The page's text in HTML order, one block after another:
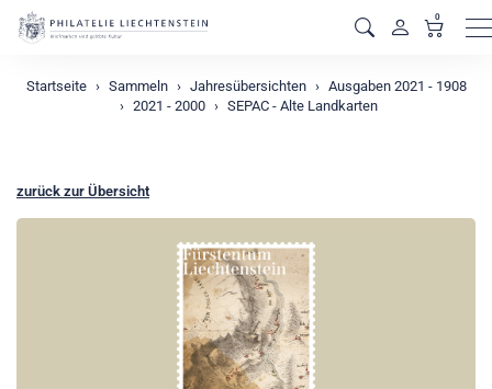
0
Startseite Sammeln Jahresübersichten
Ausgaben 2021 - 1908
2021 - 2000
SEPAC - Alte Landkarten
zurück zur Übersicht